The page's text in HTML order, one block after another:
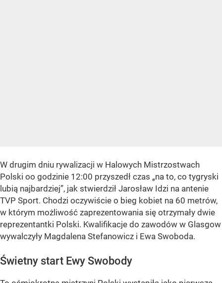
W drugim dniu rywalizacji w Halowych Mistrzostwach
Polski oo godzinie 12:00 przyszedł czas „na to, co tygryski
lubią najbardziej”, jak stwierdził Jarosław Idzi na antenie
TVP Sport. Chodzi oczywiście o bieg kobiet na 60 metrów,
w którym możliwość zaprezentowania się otrzymały dwie
reprezentantki Polski. Kwalifikacje do zawodów w Glasgow
wywalczyły Magdalena Stefanowicz i Ewa Swoboda.
Świetny start Ewy Swobody